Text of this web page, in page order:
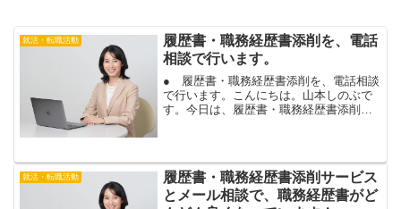
就活・転職活動
履歴書・職務経歴書添削を、電話
相談で行います。
● 履歴書・職務経歴書添削を、電話相談
で行います。こんにちは。山本しのぶで
す。今日は、履歴書・職務経歴書添削
も、ご相談頂けますよ。履...
就活・転職活動
履歴書・職務経歴書添削サービス
とメール相談で、職務経歴書がど